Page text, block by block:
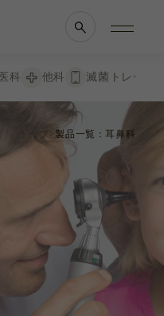
会社案内
理念・メッセージ
会社概要
医療機関等との
透明性に
関する指針
よくあるご質問
科 他科 滅菌トレー
トップ 製品一覧：耳鼻科
リセット
ルーペ
ョンライト